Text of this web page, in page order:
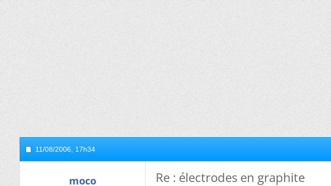
11/08/2006, 17h34
moco Re : électrodes en graphite